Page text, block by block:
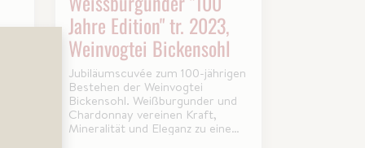
Jahre Edition" tr. 2023,
Weinvogtei Bickensohl
Jubiläumscuvée zum 100-jährigen
Bestehen der Weinvogtei
Bickensohl. Weißburgunder und
Chardonnay vereinen Kraft,
Mineralität und Eleganz zu einem